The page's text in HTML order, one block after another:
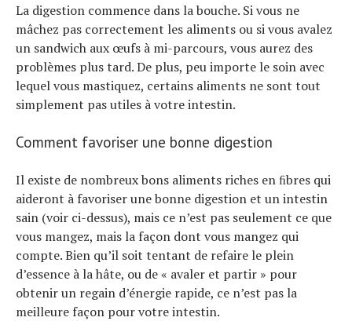
La digestion commence dans la bouche. Si vous ne
mâchez pas correctement les aliments ou si vous avalez
un sandwich aux œufs à mi-parcours, vous aurez des
problèmes plus tard. De plus, peu importe le soin avec
lequel vous mastiquez, certains aliments ne sont tout
simplement pas utiles à votre intestin.
Comment favoriser une bonne digestion
Il existe de nombreux bons aliments riches en ﬁbres qui
aideront à favoriser une bonne digestion et un intestin
sain (voir ci-dessus), mais ce n’est pas seulement ce que
vous mangez, mais la façon dont vous mangez qui
compte. Bien qu’il soit tentant de refaire le plein
d’essence à la hâte, ou de « avaler et partir » pour
obtenir un regain d’énergie rapide, ce n’est pas la
meilleure façon pour votre intestin.
Technologies
Tests de produits
Tendances
Tous nos articles
À propos